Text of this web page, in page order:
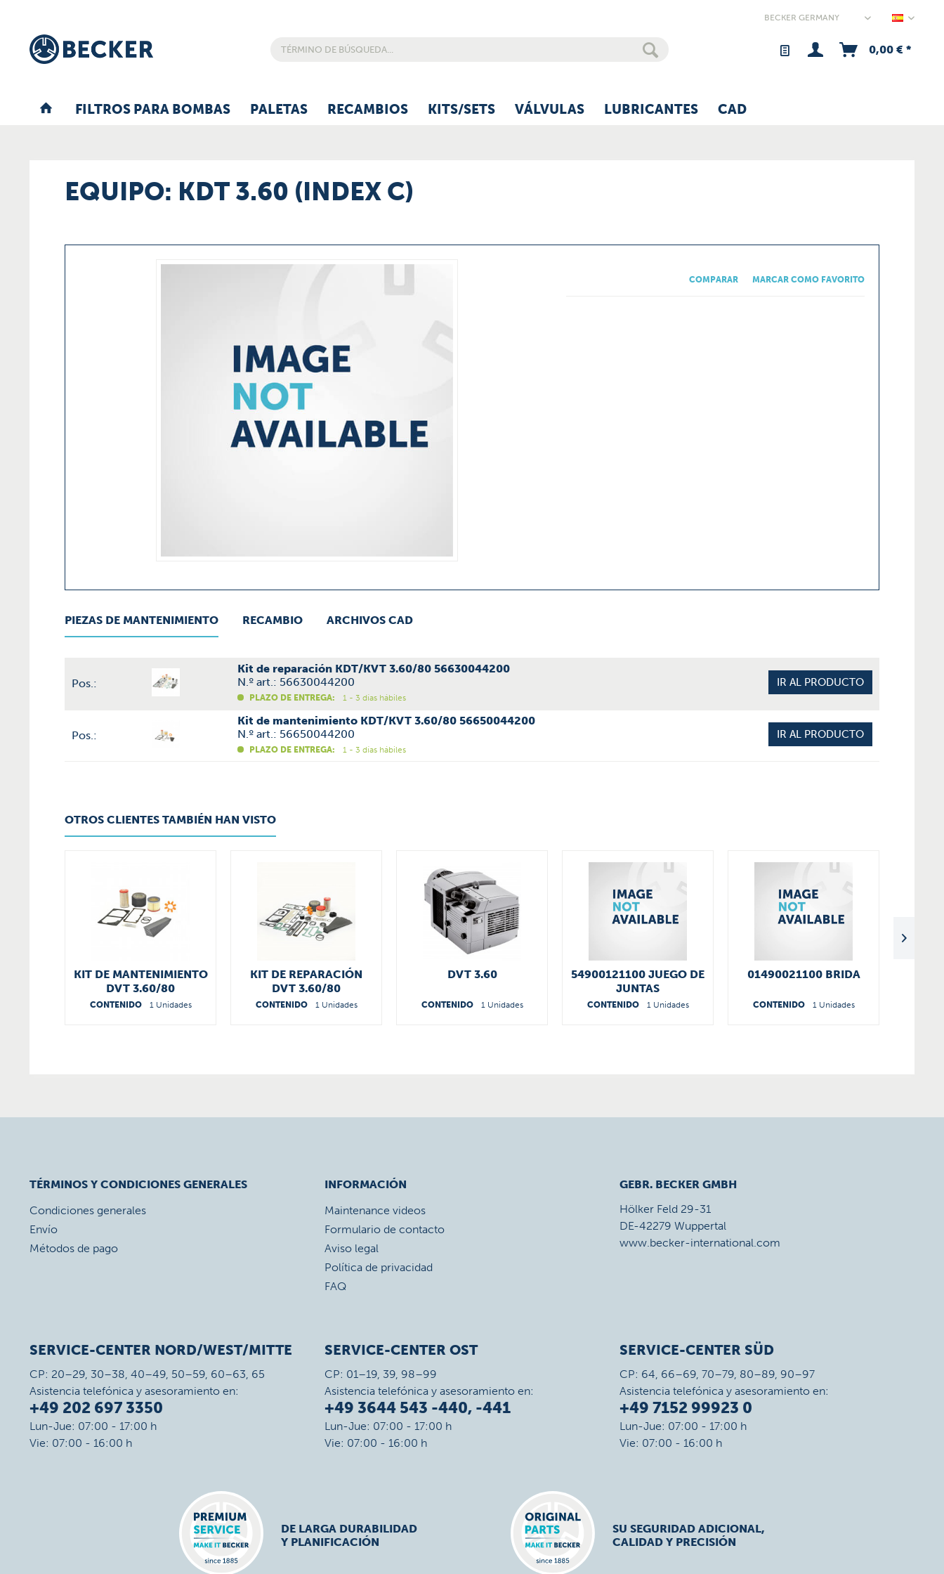
0,00 € *
FILTROS PARA BOMBAS PALETAS RECAMBIOS KITS/SETS VÁLVULAS LUBRICANTES CAD
EQUIPO: KDT 3.60 (INDEX C)
COMPARAR MARCAR COMO FAVORITO
PIEZAS DE MANTENIMIENTO RECAMBIO ARCHIVOS CAD
Pos.:
Kit de reparación KDT/KVT 3.60/80 56630044200
N.º art.: 56630044200
PLAZO DE ENTREGA: 1 - 3 días hábiles
IR AL PRODUCTO
Pos.:
Kit de mantenimiento KDT/KVT 3.60/80 56650044200
N.º art.: 56650044200
PLAZO DE ENTREGA: 1 - 3 días hábiles
IR AL PRODUCTO
OTROS CLIENTES TAMBIÉN HAN VISTO
KIT DE MANTENIMIENTO
DVT 3.60/80
56650044000
CONTENIDO 1 Unidades
KIT DE REPARACIÓN
DVT 3.60/80
56630044000
CONTENIDO 1 Unidades
DVT 3.60
CONTENIDO 1 Unidades
54900121100 JUEGO DE
JUNTAS
CONTENIDO 1 Unidades
01490021100 BRIDA
CONTENIDO 1 Unidades
TÉRMINOS Y CONDICIONES GENERALES
Condiciones generales
Envío
Métodos de pago
INFORMACIÓN
Maintenance videos
Formulario de contacto
Aviso legal
Política de privacidad
FAQ
GEBR. BECKER GMBH
Hölker Feld 29-31
DE-42279 Wuppertal
www.becker-international.com
SERVICE-CENTER NORD/WEST/MITTE
CP: 20–29, 30–38, 40–49, 50–59, 60–63, 65
Asistencia telefónica y asesoramiento en:
+49 202 697 3350
Lun-Jue: 07:00 - 17:00 h
Vie: 07:00 - 16:00 h
SERVICE-CENTER OST
CP: 01–19, 39, 98–99
Asistencia telefónica y asesoramiento en:
+49 3644 543 -440, -441
Lun-Jue: 07:00 - 17:00 h
Vie: 07:00 - 16:00 h
SERVICE-CENTER SÜD
CP: 64, 66–69, 70–79, 80–89, 90–97
Asistencia telefónica y asesoramiento en:
+49 7152 99923 0
Lun-Jue: 07:00 - 17:00 h
Vie: 07:00 - 16:00 h
DE LARGA DURABILIDAD
Y PLANIFICACIÓN
SU SEGURIDAD ADICIONAL,
CALIDAD Y PRECISIÓN